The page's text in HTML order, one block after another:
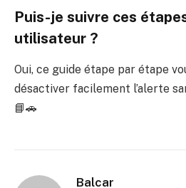
Puis-je suivre ces
utilisateur ?
Oui, ce guide étape par étape
désactiver facilement l’alerte
📘🚗
Balcar